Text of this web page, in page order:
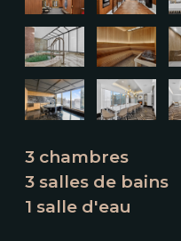
3 chambres
3 salles de bains
1 salle d'eau